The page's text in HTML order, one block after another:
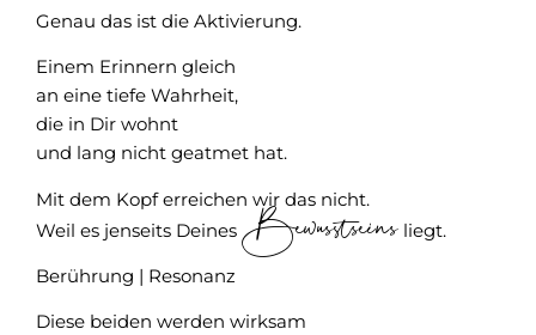
Genau das ist die Aktivierung.
Einem Erinnern gleich
an eine tiefe Wahrheit,
die in Dir wohnt
und lang nicht geatmet hat.
Mit dem Kopf erreichen wir das nicht.
Weil es jenseits Deines Bewusstseins liegt.
Berührung | Resonanz
Diese beiden werden wirksam